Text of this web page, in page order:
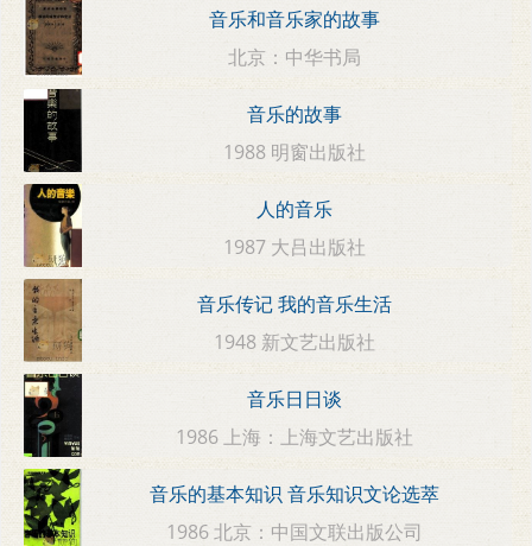
音乐和音乐家的故事
北京：中华书局
音乐的故事
1988 明窗出版社
人的音乐
1987 大吕出版社
音乐传记 我的音乐生活
1948 新文艺出版社
音乐日日谈
1986 上海：上海文艺出版社
音乐的基本知识 音乐知识文论选萃
1986 北京：中国文联出版公司